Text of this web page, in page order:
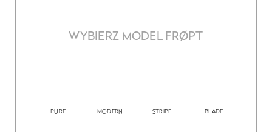
WYBIERZ MODEL FRØPT
PURE MODERN STRIPE BLADE